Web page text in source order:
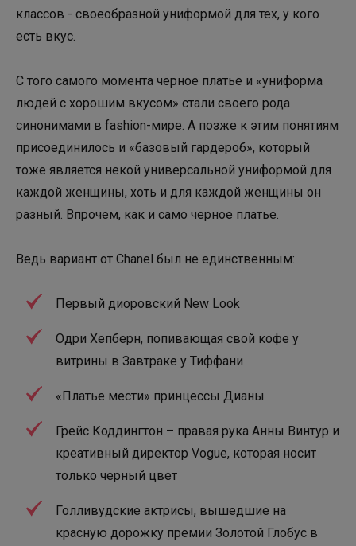
классов - своеобразной униформой для тех, у кого
есть вкус.
С того самого момента черное платье и «униформа
людей с хорошим вкусом» стали своего рода
синонимами в fashion-мире. А позже к этим понятиям
присоединилось и «базовый гардероб», который
тоже является некой универсальной униформой для
каждой женщины, хоть и для каждой женщины он
разный. Впрочем, как и само черное платье.
Ведь вариант от Chanel был не единственным:
Первый диоровский New Look
Одри Хепберн, попивающая свой кофе у
витрины в Завтраке у Тиффани
«Платье мести» принцессы Дианы
Грейс Коддингтон – правая рука Анны Винтур и
креативный директор Vogue, которая носит
только черный цвет
Голливудские актрисы, вышедшие на
красную дорожку премии Золотой Глобус в